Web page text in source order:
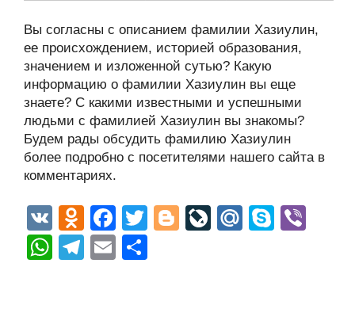
Вы согласны с описанием фамилии Хазиулин,
ее происхождением, историей образования,
значением и изложенной сутью? Какую
информацию о фамилии Хазиулин вы еще
знаете? С какими известными и успешными
людьми с фамилией Хазиулин вы знакомы?
Будем рады обсудить фамилию Хазиулин
более подробно с посетителями нашего сайта в
комментариях.
V
K
O
d
n
F
a
c
T
Bl Li
M S
W T
E